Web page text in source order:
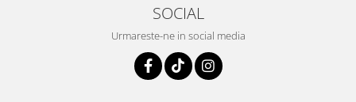
SOCIAL
Urmareste-ne in social media